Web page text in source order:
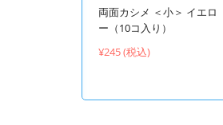
両面カシメ ＜小＞ イエロ
ー（10コ入り）
¥245 (税込)